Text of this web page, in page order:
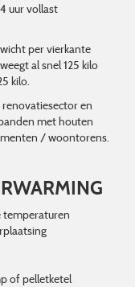
uur vollast
per vierkante
al snel 125 kilo
kilo.
en
met houten
/ woontorens.
temperaturen
of pelletketel